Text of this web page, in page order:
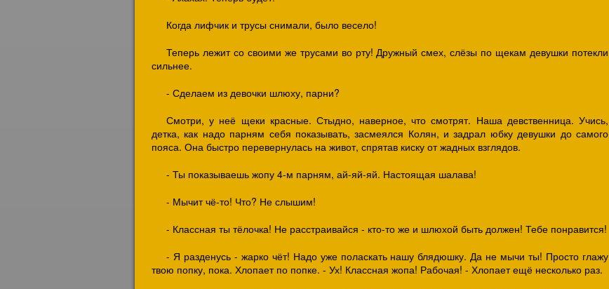
Когда лифчик и трусы снимали, было весело!
Теперь лежит со своими же трусами во рту! Дружный смех, слёзы по щекам девушки потекли
сильнее.
- Сделаем из девочки шлюху, парни?
Смотри, у неё щеки красные. Стыдно, наверное, что смотрят. Наша девственница. Учись,
детка, как надо парням себя показывать, засмеялся Колян, и задрал юбку девушки до самого
пояса. Она быстро перевернулась на живот, спрятав киску от жадных взглядов.
- Ты показываешь жопу 4-м парням, ай-яй-яй. Настоящая шалава!
- Мычит чё-то! Что? Не слышим!
- Классная ты тёлочка! Не расстраивайся - кто-то же и шлюхой быть должен! Тебе понравится!
- Я разденусь - жарко чёт! Надо уже поласкать нашу блядюшку. Да не мычи ты! Просто глажу
твою попку, пока. Хлопает по попке. - Ух! Классная жопа! Рабочая! - Хлопает ещё несколько раз.